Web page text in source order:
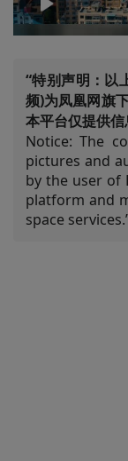
00:00
“特别声明：以
频)为凤凰网旗
本平台仅提供信
Notice: The
pictures and
by the user of
platform and
space